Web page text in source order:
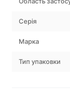
Серія
Марка
Тип упаковки